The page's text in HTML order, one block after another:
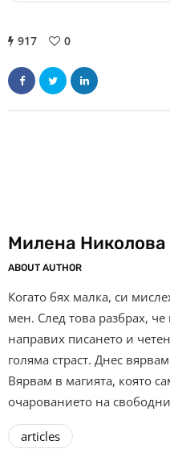
917 0
Милена Николова
ABOUT AUTHOR
Когато бях малка, си
мен. След това разбрах, че
направих писането и
голяма страст. Днес
Вярвам в магията, която
очарованието на
articles